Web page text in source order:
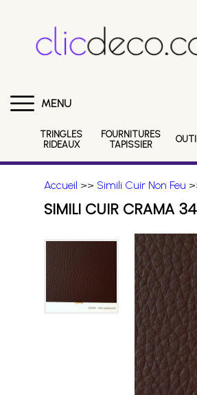
MENU
TRINGLES
RIDEAUX
FOURNITURES
TAPISSIER
Accueil >> Simili Cuir Non Feu
SIMILI CUIR CRAMA